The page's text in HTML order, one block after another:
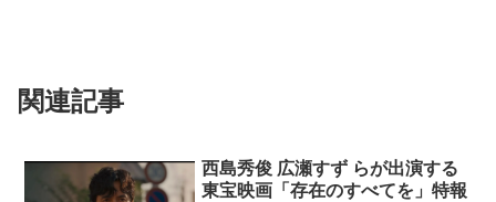
関連記事
西島秀俊 広瀬すず らが出演する
東宝映画「存在のすべてを」特報